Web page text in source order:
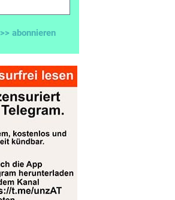
>> abonnieren